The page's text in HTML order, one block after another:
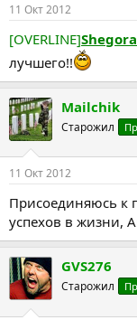
11 Окт 2012
[OVERLINE]
лучшего!!
Mailchik
Старожил
11 Окт 2012
Присоединяюсь к
успехов в жизни,
GVS276
Старожил